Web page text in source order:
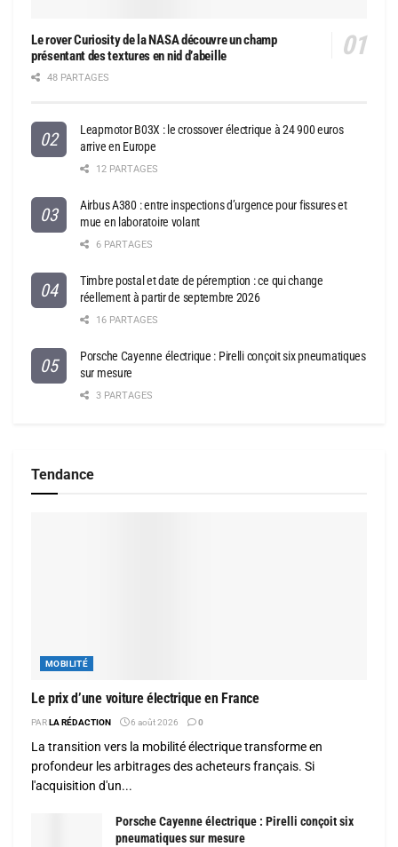
Le rover Curiosity de la NASA découvre un champ
présentant des textures en nid d’abeille
48 PARTAGES
Leapmotor B03X : le crossover électrique à 24 900 euros
arrive en Europe
12 PARTAGES
Airbus A380 : entre inspections d’urgence pour fissures et
mue en laboratoire volant
6 PARTAGES
Timbre postal et date de péremption : ce qui change
réellement à partir de septembre 2026
16 PARTAGES
Porsche Cayenne électrique : Pirelli conçoit six pneumatiques
sur mesure
3 PARTAGES
Tendance
MOBILITÉ
Le prix d’une voiture électrique en France
PARLA RÉDACTION 6 août 2026 0
La transition vers la mobilité électrique transforme en
profondeur les arbitrages des acheteurs français. Si
l'acquisition d'un...
Porsche Cayenne électrique : Pirelli conçoit six
pneumatiques sur mesure